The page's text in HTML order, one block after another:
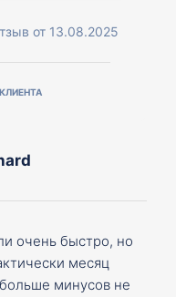
от 13.08.2025
очень быстро, но
месяц
минусов не